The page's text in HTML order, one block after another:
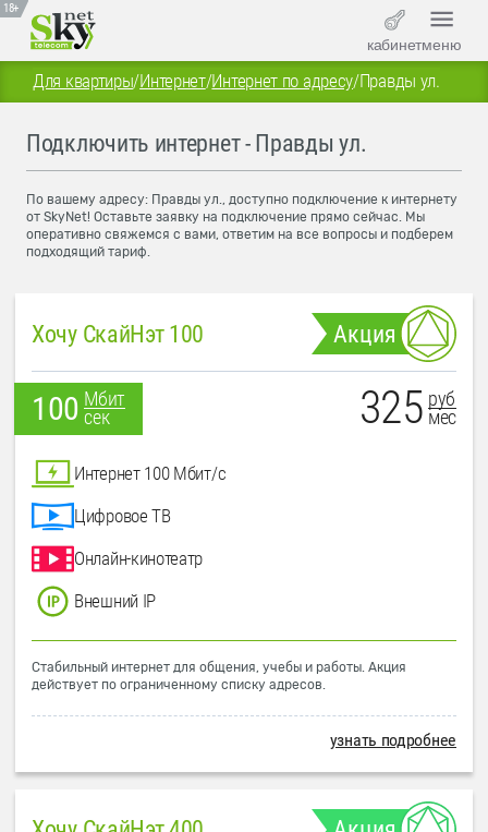
18+
кабинетменю
Для квартиры/Интернет/Интернет по адресу/Правды ул.
Подключить интернет - Правды ул.
По вашему адресу: Правды ул., доступно подключение к интернету
от SkyNet! Оставьте заявку на подключение прямо сейчас. Мы
оперативно свяжемся с вами, ответим на все вопросы и подберем
подходящий тариф.
Хочу СкайНэт 100 Акция
100 Мбит
сек
325 руб
мес
Интернет 100 Мбит/с
Цифровое ТВ
Онлайн-кинотеатр
Внешний IP
Стабильный интернет для общения, учебы и работы. Акция
действует по ограниченному списку адресов.
узнать подробнее